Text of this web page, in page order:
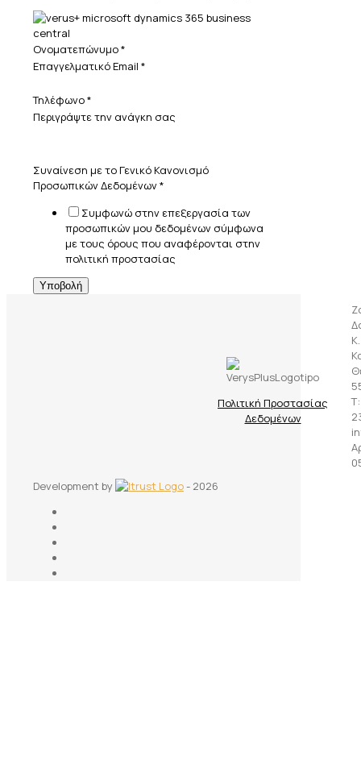
Ονοματεπώνυμο*
Επαγγελματικό Email *
Τηλέφωνο*
Περιγράψτε την ανάγκη σας
Συναίνεση με το Γενικό Κανονισμό
Προσωπικών Δεδομένων*
Συμφωνώ στην επεξεργασία των
προσωπικών μου δεδομένων σύμφωνα
με τους όρους που αναφέρονται στην
πολιτική προστασίας
Υποβολή
Πολιτική Προστασίας
Δεδομένων
Development by
- 2026